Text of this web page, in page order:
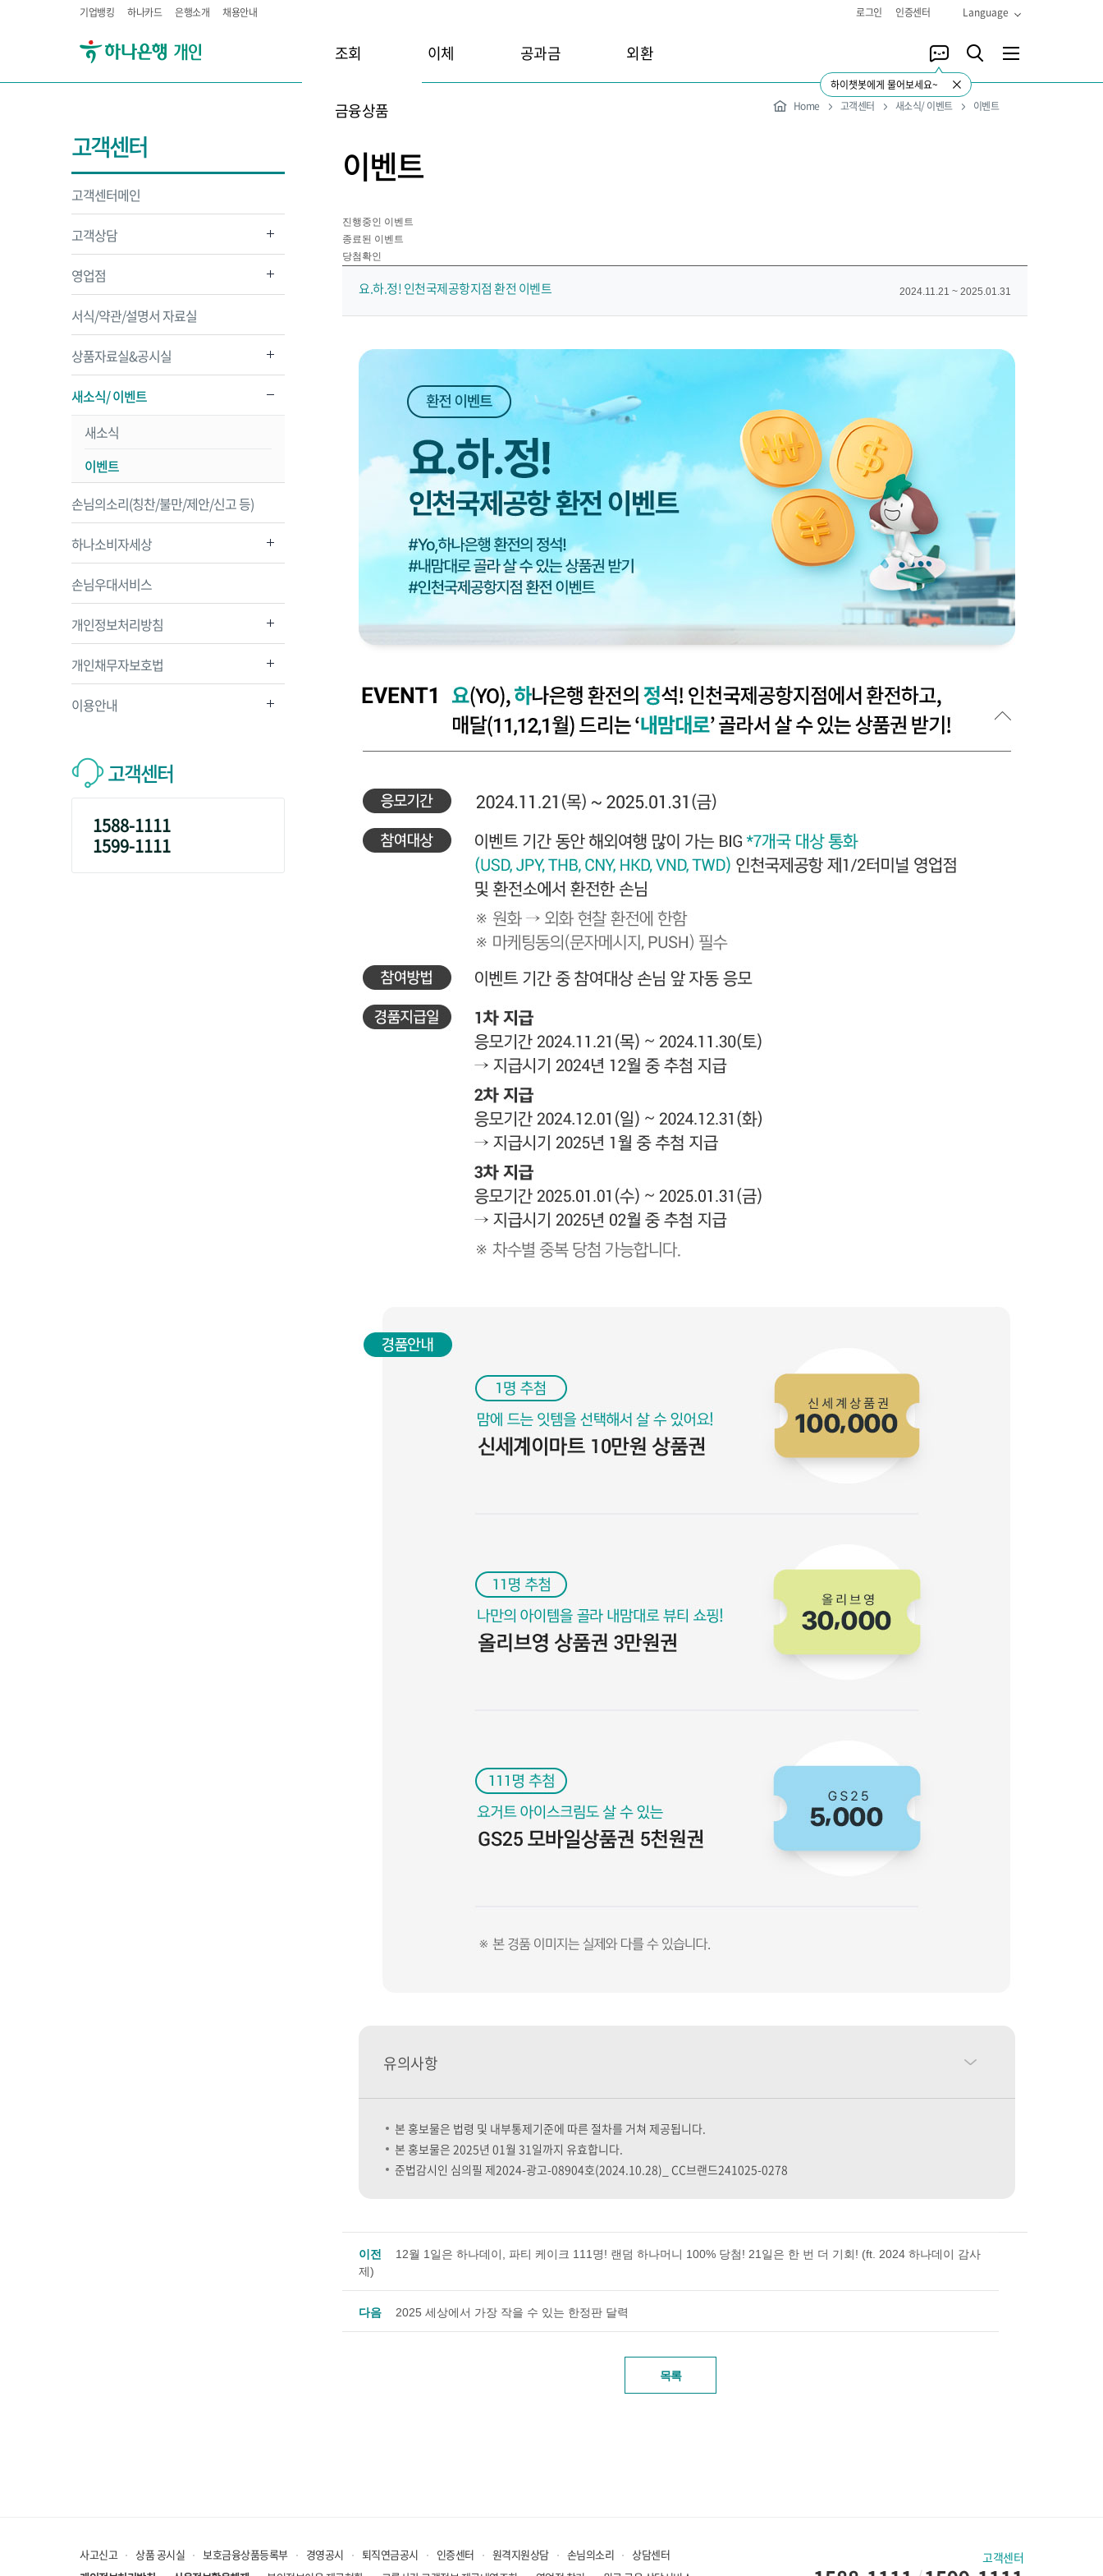
기업뱅킹 하나카드 은행소개 채용안내 로그인 인증센터 Language
조회 이체 공과금 외환
금융상품
하이챗봇에게 물어보세요~
고객센터
고객센터메인
고객상담
영업점
서식/약관/설명서 자료실
상품자료실&공시실
새소식/ 이벤트
새소식
이벤트
손님의소리(칭찬/불만/제안/신고 등)
하나소비자세상
손님우대서비스
개인정보처리방침
개인채무자보호법
이용안내
고객센터
1588-1111
1599-1111
Home 고객센터 새소식/ 이벤트 이벤트
이벤트
진행중인 이벤트
종료된 이벤트
당첨확인
요.하.정! 인천국제공항지점 환전 이벤트 2024.11.21 ~ 2025.01.31
유의사항
본 홍보물은 법령 및 내부통제기준에 따른 절차를 거쳐 제공됩니다.
본 홍보물은 2025년 01월 31일까지 유효합니다.
준법감시인 심의필 제2024-광고-08904호(2024.10.28)_ CC브랜드241025-0278
이전
12월 1일은 하나데이, 파티 케이크 111명! 랜덤 하나머니 100% 당첨! 21일은 한 번 더 기회! (ft. 2024 하나데이 감사
제)
다음 2025 세상에서 가장 작을 수 있는 한정판 달력
목록
사고신고 상품 공시실 보호금융상품등록부 경영공시 퇴직연금공시 인증센터 원격지원상담 손님의소리
상담센터
고객센터